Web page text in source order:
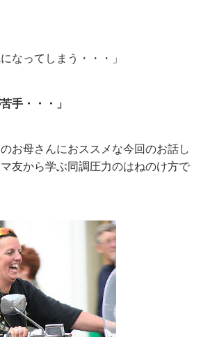
なってしまう・・・」
手・・・」
お母さんにおススメな今回のお話し
友から学ぶ同調圧力のはねのけ方で